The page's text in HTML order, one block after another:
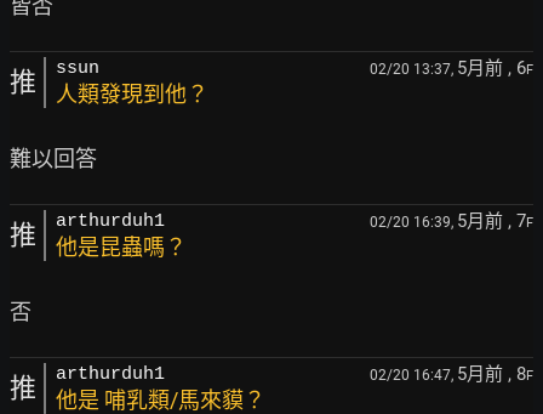
推 ssun 02/20 13:37, 5月前 , 6F
人類發現到他？
推 arthurduh1 02/20 16:39, 5月前 , 7F
他是昆蟲嗎？
推 arthurduh1 02/20 16:47, 5月前 , 8F
他是 哺乳類/馬來貘？